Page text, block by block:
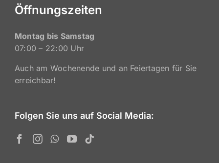
Öffnungszeiten
Montag bis Samstag
07:00 – 22:00 Uhr
Auch am Wochenende und an Feiertagen für Sie
erreichbar!
Folgen Sie uns auf Social Media: